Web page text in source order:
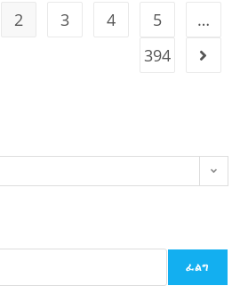
2 3 4 5
…
394
ፈልግ